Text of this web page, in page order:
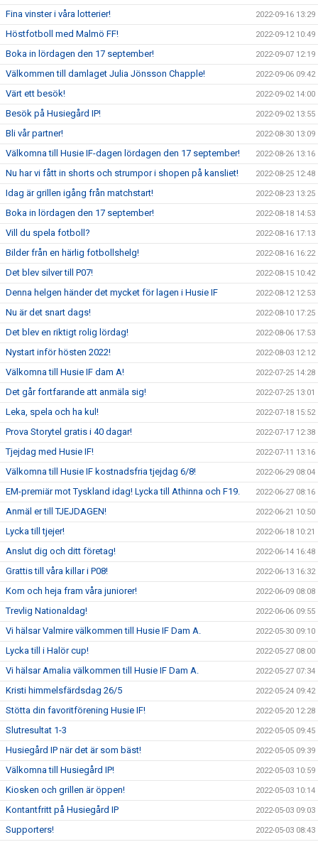
Fina vinster i våra lotterier! 2022-09-16 13:29
Höstfotboll med Malmö FF! 2022-09-12 10:49
Boka in lördagen den 17 september! 2022-09-07 12:19
Välkommen till damlaget Julia Jönsson Chapple! 2022-09-06 09:42
Värt ett besök! 2022-09-02 14:00
Besök på Husiegård IP! 2022-09-02 13:55
Bli vår partner! 2022-08-30 13:09
Välkomna till Husie IF-dagen lördagen den 17 september! 2022-08-26 13:16
Nu har vi fått in shorts och strumpor i shopen på kansliet! 2022-08-25 12:48
Idag är grillen igång från matchstart! 2022-08-23 13:25
Boka in lördagen den 17 september! 2022-08-18 14:53
Vill du spela fotboll? 2022-08-16 17:13
Bilder från en härlig fotbollshelg! 2022-08-16 16:22
Det blev silver till P07! 2022-08-15 10:42
Denna helgen händer det mycket för lagen i Husie IF 2022-08-12 12:53
Nu är det snart dags! 2022-08-10 17:25
Det blev en riktigt rolig lördag! 2022-08-06 17:53
Nystart inför hösten 2022! 2022-08-03 12:12
Välkomna till Husie IF dam A! 2022-07-25 14:28
Det går fortfarande att anmäla sig! 2022-07-25 13:01
Leka, spela och ha kul! 2022-07-18 15:52
Prova Storytel gratis i 40 dagar! 2022-07-17 12:38
Tjejdag med Husie IF! 2022-07-11 13:16
Välkomna till Husie IF kostnadsfria tjejdag 6/8! 2022-06-29 08:04
EM-premiär mot Tyskland idag! Lycka till Athinna och F19. 2022-06-27 08:16
Anmäl er till TJEJDAGEN! 2022-06-21 10:50
Lycka till tjejer! 2022-06-18 10:21
Anslut dig och ditt företag! 2022-06-14 16:48
Grattis till våra killar i P08! 2022-06-13 16:32
Kom och heja fram våra juniorer! 2022-06-09 08:08
Trevlig Nationaldag! 2022-06-06 09:55
Vi hälsar Valmire välkommen till Husie IF Dam A. 2022-05-30 09:10
Lycka till i Halör cup! 2022-05-27 08:00
Vi hälsar Amalia välkommen till Husie IF Dam A. 2022-05-27 07:34
Kristi himmelsfärdsdag 26/5 2022-05-24 09:42
Stötta din favoritförening Husie IF! 2022-05-20 12:28
Slutresultat 1-3 2022-05-05 09:45
Husiegård IP när det är som bäst! 2022-05-05 09:39
Välkomna till Husiegård IP! 2022-05-03 10:59
Kiosken och grillen är öppen! 2022-05-03 10:14
Kontantfritt på Husiegård IP 2022-05-03 09:03
Supporters! 2022-05-03 08:43